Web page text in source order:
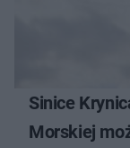
Sinice
Morskiej